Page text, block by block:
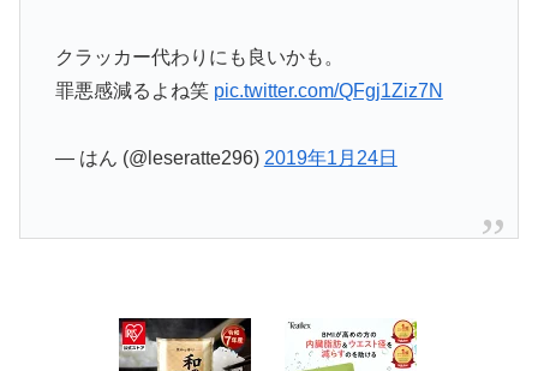
クラッカー代わりにも良いかも。
罪悪感減るよね笑 pic.twitter.com/QFgj1Ziz7N
— はん (@leseratte296) 2019年1月24日